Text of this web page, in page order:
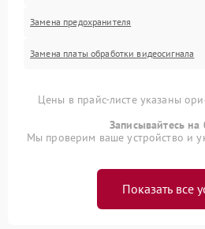
Замена предохранителя
Замена платы обработки видеосигнала
Цены в прайс-листе указаны
Записывайтесь на
Мы проверим ваше устройство и
Показать все